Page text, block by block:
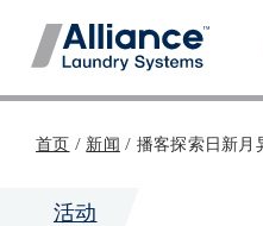
首页 / 新闻 / 播客探索日新月
活动